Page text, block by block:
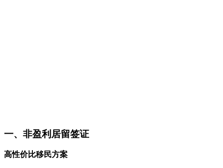
一、非盈利居留签证
高性价比移民方案